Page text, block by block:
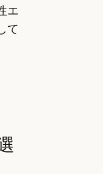
エ
て